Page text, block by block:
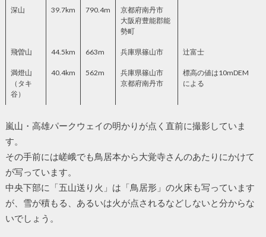
深山 39.7km 790.4m
京都府南丹市
大阪府豊能郡能
勢町
飛曽山 44.5km 663m 兵庫県篠山市 辻富士
満燈山
（タキ
谷）
40.4km 562m
兵庫県篠山市
京都府南丹市
標高の値は10mDEM
による
嵐山・高雄パークウェイの明かりが点く直前に撮影していま
す。
その手前には嵯峨でも鳥居本から大覚寺さんのあたりにかけて
が写っています。
中央下部に「五山送り火」は「鳥居形」の火床も写っています
が、雪が積もる、あるいは火が点されるなどしないと分からな
いでしょう。